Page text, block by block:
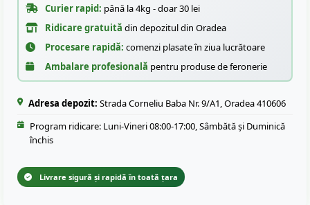
Curier rapid: până la 4kg - doar 30 lei
Ridicare gratuită din depozitul din Oradea
Procesare rapidă: comenzi plasate în ziua lucrătoare
Ambalare profesională pentru produse de feronerie
Adresa depozit: Strada Corneliu Baba Nr. 9/A1, Oradea 410606
Program ridicare: Luni-Vineri 08:00-17:00, Sâmbătă și Duminică
închis
Livrare sigură și rapidă în toată țara